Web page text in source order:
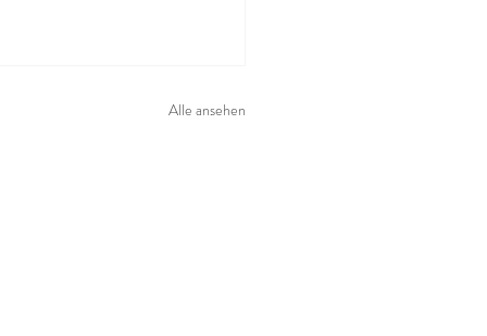
Alle ansehen